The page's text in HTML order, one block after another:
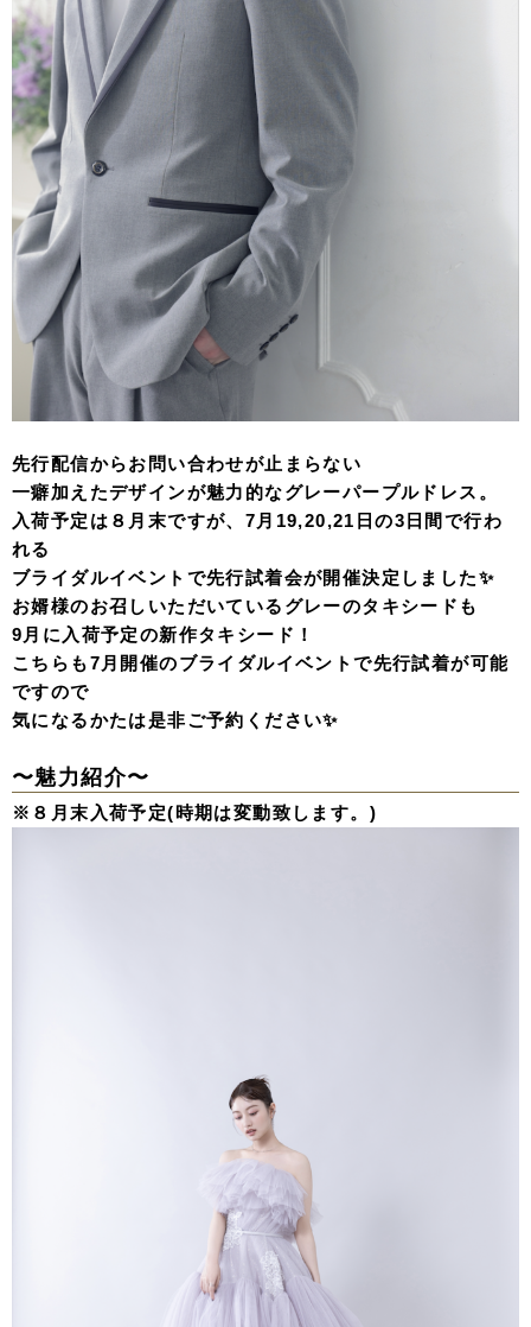
先行配信からお問い合わせが止まらない
一癖加えたデザインが魅力的なグレーパープルドレス。
入荷予定は８月末ですが、7月19,20,21日の3日間で行わ
れる
ブライダルイベントで先行試着会が開催決定しました✨
お婿様のお召しいただいているグレーのタキシードも
9月に入荷予定の新作タキシード！
こちらも7月開催のブライダルイベントで先行試着が可能
ですので
気になるかたは是非ご予約ください✨
〜魅力紹介〜
※８月末入荷予定(時期は変動致します。)